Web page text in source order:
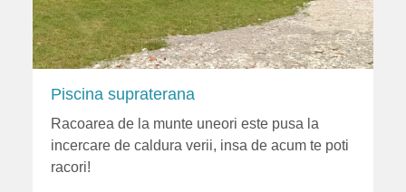
Piscina supraterana
Racoarea de la munte uneori este pusa la
incercare de caldura verii, insa de acum te poti
racori!